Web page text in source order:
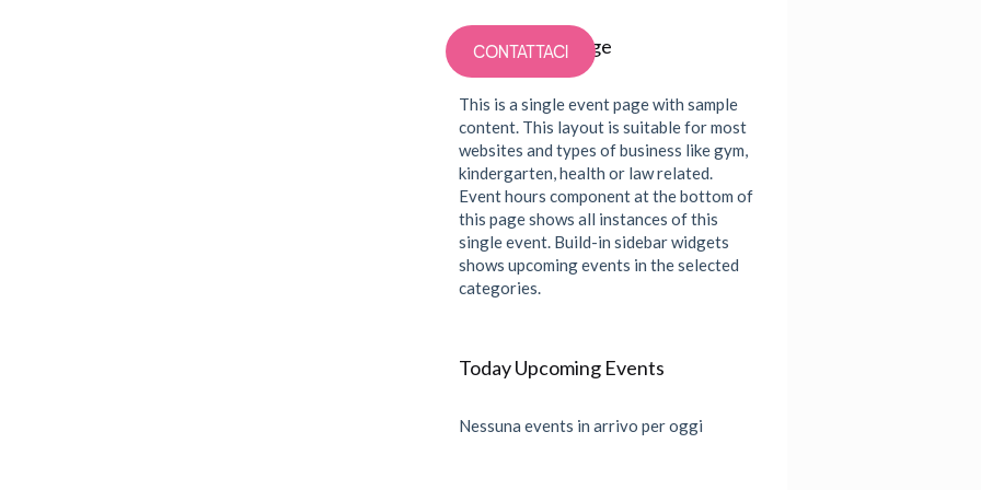
CONTATTACI
Single Event Page
This is a single event page with sample
content. This layout is suitable for most
websites and types of business like gym,
kindergarten, health or law related.
Event hours component at the bottom of
this page shows all instances of this
single event. Build-in sidebar widgets
shows upcoming events in the selected
categories.
Today Upcoming Events
Nessuna events in arrivo per oggi